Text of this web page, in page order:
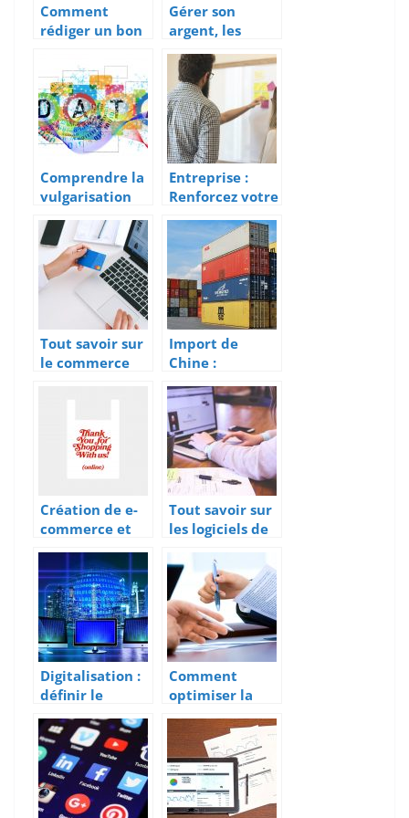
Comment
rédiger un bon
Gérer son
argent, les
petites astuces.
Comprendre la
vulgarisation
de la
communication
digitale dans
les entreprises
aujourd’hui.
Entreprise :
Renforcez votre
autorité et
créez la
confiance
Tout savoir sur
le commerce
Import de
Chine :
Comment
trouver un
grossiste ?
Création de e-
commerce et
utiliser la
recommandati
on de produits
Tout savoir sur
les logiciels de
marketing pour
une entreprise
Digitalisation :
définir le
processus de
transformation
numérique
Comment
optimiser la
gestion de local
commercial ?